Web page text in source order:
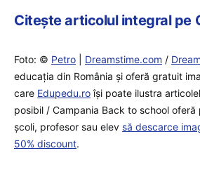
Citește articolul integral pe
Foto: © Petro Dreamstime.com /
educaţia din România şi oferă gratuit
care Edupedu.roîşi poate ilustra
posibil / Campania Back to school
școli, profesor sau elev să descarce
50% discount.